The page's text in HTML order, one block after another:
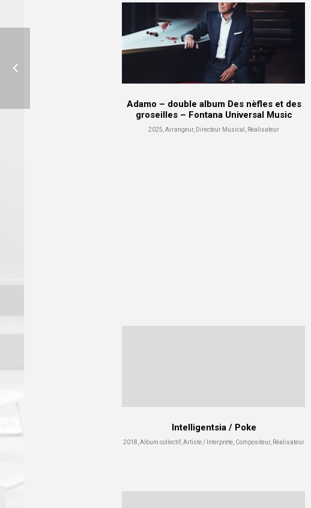
Adamo – double album Des nèfles et des
groseilles – Fontana Universal Music
2025, Arrangeur, Directeur Musical, Réalisateur
Intelligentsia / Poke
2018, Album collectif, Artiste / Interprète, Compositeur, Réalisateur